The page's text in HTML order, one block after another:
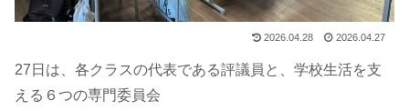
2026.04.28 2026.04.27
27日は、各クラスの代表である評議員と、学校生活を支
える６つの専門委員会